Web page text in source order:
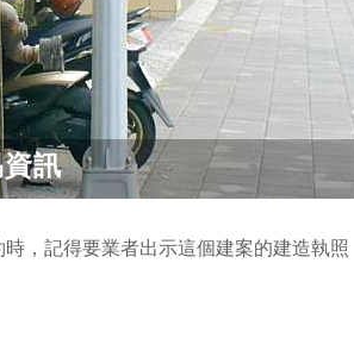
訊
，記得要業者出示這個建案的建造執照